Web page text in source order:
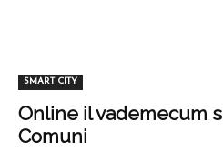
SMART CITY
Online il vademecum
Comuni